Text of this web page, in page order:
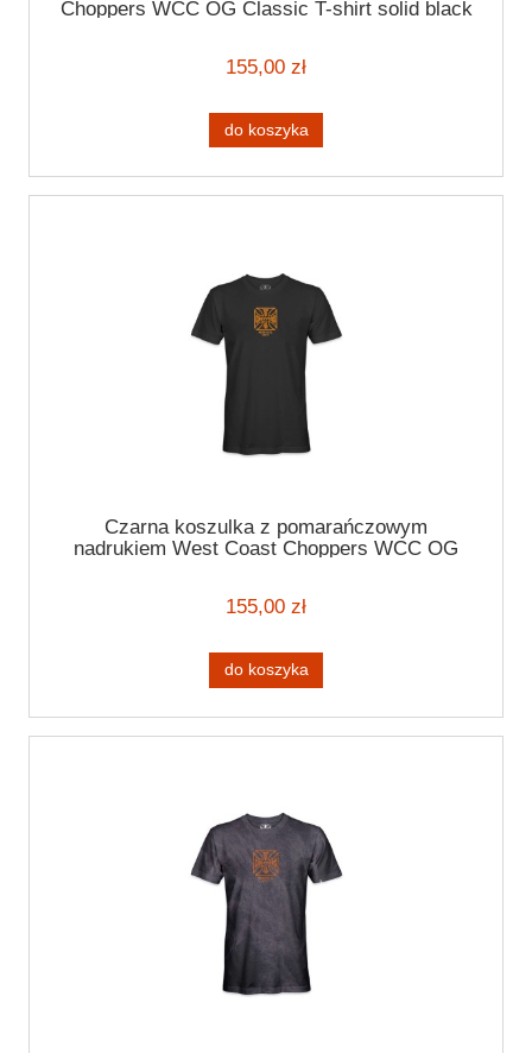
Choppers WCC OG Classic T-shirt solid black
155,00 zł
do koszyka
Czarna koszulka z pomarańczowym
nadrukiem West Coast Choppers WCC OG
155,00 zł
do koszyka